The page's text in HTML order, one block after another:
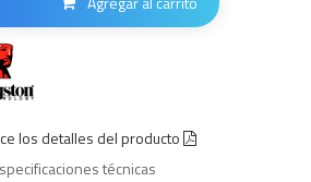
los detalles del producto
técnicas